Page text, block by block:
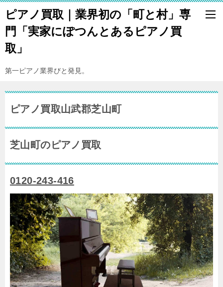
ピアノ買取｜業界初の「町と村」専
門「実家にぽつんとあるピアノ買
取」
第一ピアノ業界びと発見。
ピアノ買取山武郡芝山町
芝山町のピアノ買取
0120-243-416